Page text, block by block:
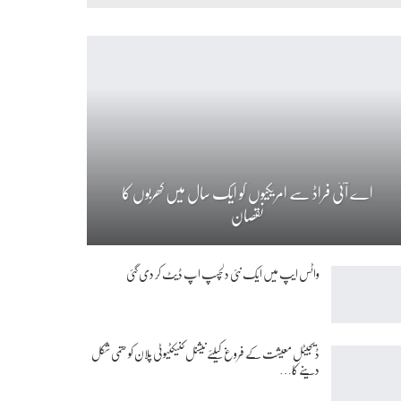
اے آئی فراڈ سے امریکیوں کو ایک سال میں کھربوں کا
نقصان
واٹس ایپ میں ایک نئی دلچسپ اپ ڈیٹ کر دی گئی
ڈیجیٹل معیشت کے فروغ کیلئے نیشنل کنیکٹیوٹی پلان کو حتمی شکل
دینے کا…